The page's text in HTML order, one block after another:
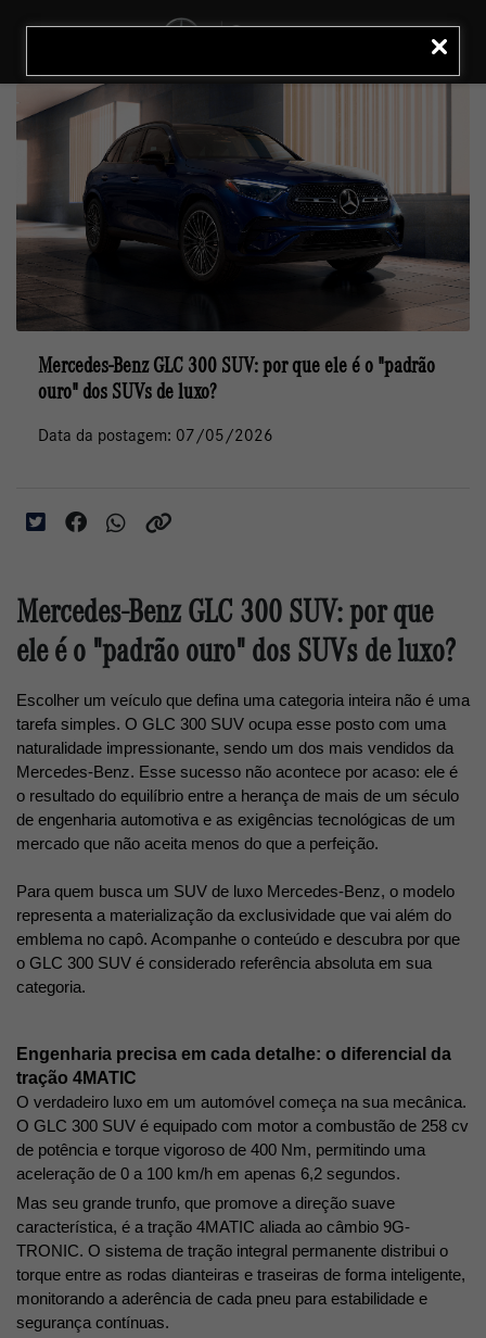
LIGAR
Mercedes-Benz GLC 300 SUV: por que ele é o "padrão
ouro" dos SUVs de luxo?
Data da postagem: 07/05/2026
Mercedes-Benz GLC 300 SUV: por que
ele é o "padrão ouro" dos SUVs de luxo?
Escolher um veículo que defina uma categoria inteira não é uma
tarefa simples. O GLC 300 SUV ocupa esse posto com uma
naturalidade impressionante, sendo um dos mais vendidos da
Mercedes-Benz. Esse sucesso não acontece por acaso: ele é
o resultado do equilíbrio entre a herança de mais de um século
de engenharia automotiva e as exigências tecnológicas de um
mercado que não aceita menos do que a perfeição.
Para quem busca um SUV de luxo Mercedes-Benz, o modelo
representa a materialização da exclusividade que vai além do
emblema no capô. Acompanhe o conteúdo e descubra por que
o GLC 300 SUV é considerado referência absoluta em sua
categoria.
Engenharia precisa em cada detalhe: o diferencial da
tração 4MATIC
O verdadeiro luxo em um automóvel começa na sua mecânica.
O GLC 300 SUV é equipado com motor a combustão de 258 cv
de potência e torque vigoroso de 400 Nm, permitindo uma
aceleração de 0 a 100 km/h em apenas 6,2 segundos.
Mas seu grande trunfo, que promove a direção suave
característica, é a tração 4MATIC aliada ao câmbio 9G-
TRONIC. O sistema de tração integral permanente distribui o
torque entre as rodas dianteiras e traseiras de forma inteligente,
monitorando a aderência de cada pneu para estabilidade e
segurança contínuas.